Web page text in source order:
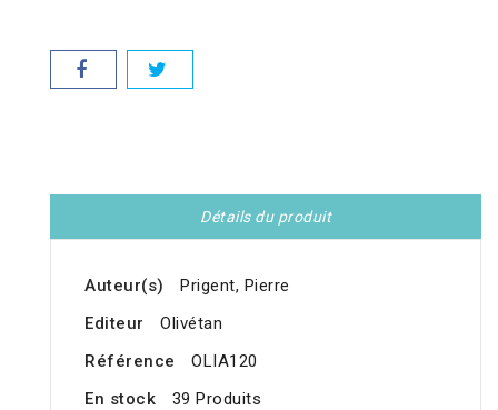
Détails du produit
Auteur(s)
Prigent, Pierre
Editeur
Olivétan
Référence
OLIA120
En stock
39 Produits